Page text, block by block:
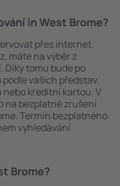
in West Brome?
přes internet.
máte na výběr z
tomu bude po
vašich představ.
kreditní kartou. V
na bezplatné zrušení
Termín bezplatného
vyhledávání
Brome?